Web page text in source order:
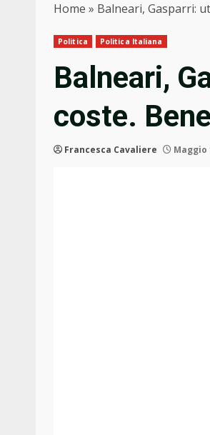
Home » Balneari, Gasparri:
Politica Politica Italiana
Balneari,
coste.
Francesca Cavaliere Maggio